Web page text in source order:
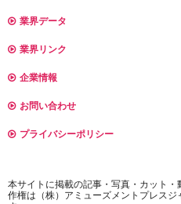
業界データ
業界リンク
企業情報
お問い合わせ
プライバシーポリシー
本サイトに掲載の記事・写真・カット
作権は（株）アミューズメントプレスジ